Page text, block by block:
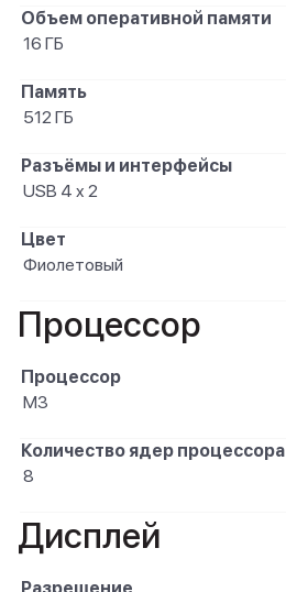
Объем оперативной памяти
16 ГБ
Память
512 ГБ
Разъёмы и интерфейсы
USB 4 x 2
Цвет
Фиолетовый
Процессор
Процессор
M3
Количество ядер процессора
8
Дисплей